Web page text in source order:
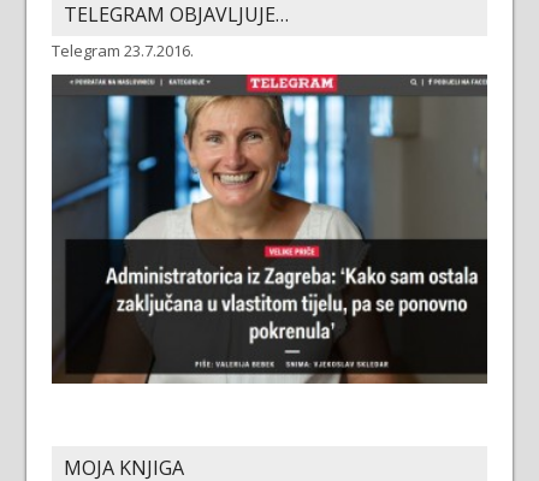
TELEGRAM OBJAVLJUJE…
Telegram 23.7.2016.
MOJA KNJIGA